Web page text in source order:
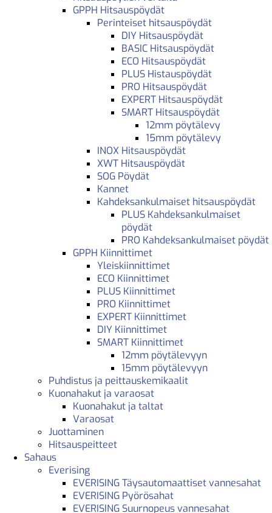
GPPH Hitsauspöydät
Perinteiset hitsauspöydät
DIY Hitsauspöydät
BASIC Hitsauspöydät
ECO Hitsauspöydät
PLUS Histauspöydät
PRO Hitsauspöydät
EXPERT Hitsauspöydät
SMART Hitsauspöydät
12mm pöytälevy
15mm pöytälevy
INOX Hitsauspöydät
XWT Hitsauspöydät
SOG Pöydät
Kannet
Kahdeksankulmaiset hitsauspöydät
PLUS Kahdeksankulmaiset
pöydät
PRO Kahdeksankulmaiset pöydät
GPPH Kiinnittimet
Yleiskiinnittimet
ECO Kiinnittimet
PLUS Kiinnittimet
PRO Kiinnittimet
EXPERT Kiinnittimet
DIY Kiinnittimet
SMART Kiinnittimet
12mm pöytälevyyn
15mm pöytälevyyn
Puhdistus ja peittauskemikaalit
Kuonahakut ja varaosat
Kuonahakut ja taltat
Varaosat
Juottaminen
Hitsauspeitteet
Sahaus
Everising
EVERISING Täysautomaattiset vannesahat
EVERISING Pyörösahat
EVERISING Suurnopeus vannesahat